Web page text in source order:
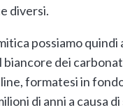
diversi.
possiamo quindi
biancore dei
formatesi in
di anni a causa